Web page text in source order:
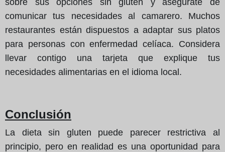
comunicar tus necesidades al camarero. Muchos
restaurantes están dispuestos a adaptar sus platos
para personas con enfermedad celíaca. Considera
llevar contigo una tarjeta que explique tus
necesidades alimentarias en el idioma local.
Conclusión
La dieta sin gluten puede parecer restrictiva al
principio, pero en realidad es una oportunidad para